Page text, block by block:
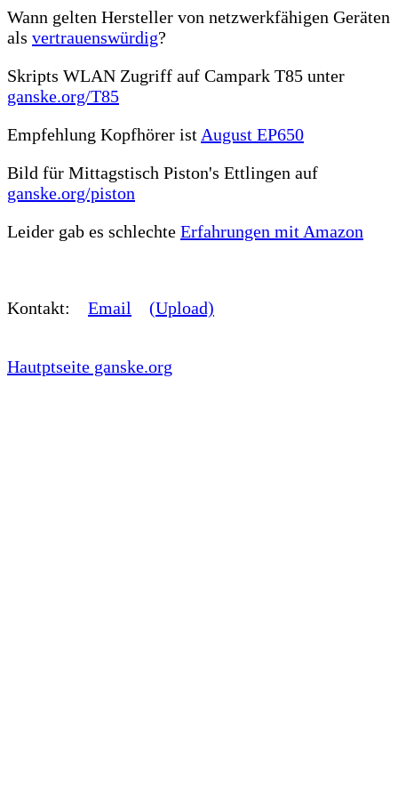
Wann gelten Hersteller von netzwerkfähigen Geräten
als vertrauenswürdig?
Skripts WLAN Zugriff auf Campark T85 unter
ganske.org/T85
Empfehlung Kopfhörer ist August EP650
Bild für Mittagstisch Piston's Ettlingen auf
ganske.org/piston
Leider gab es schlechte Erfahrungen mit Amazon
Kontakt: Email (Upload)
Hautptseite ganske.org